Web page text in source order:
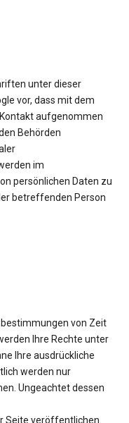
unter dieser
vor, dass mit dem
aufgenommen
Behörden
im
persönlichen Daten zu
betreffenden Person
von Zeit
Ihre Rechte unter
Ihre ausdrückliche
werden nur
Ungeachtet dessen
Seite veröffentlichen.